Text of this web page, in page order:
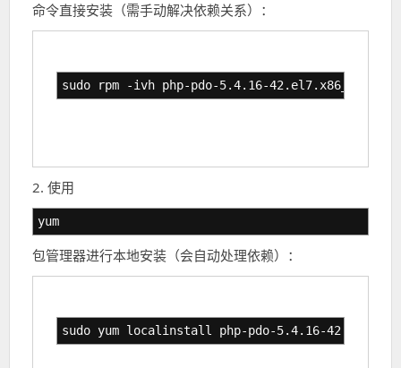
命令直接安装（需手动解决依赖关系）：
sudo rpm -ivh php-pdo-5.4.16-42.el7.x86_64.rpm
2. 使用
yum
包管理器进行本地安装（会自动处理依赖）：
sudo yum localinstall php-pdo-5.4.16-